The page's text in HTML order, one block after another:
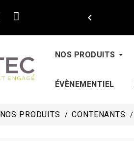

NOS PRODUITS
ÉVÈNEMENTIEL
NOS PRODUITS CONTENANTS